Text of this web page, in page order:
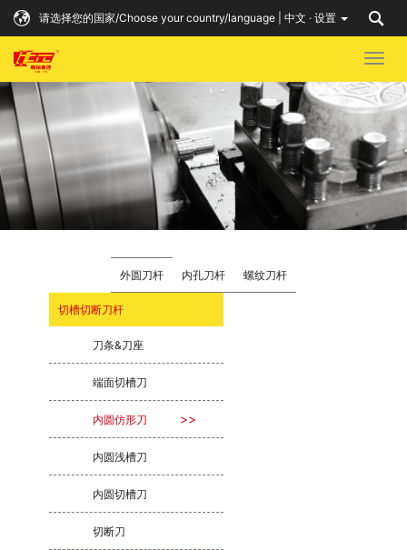
请选择您的国家/Choose your country/language | 中文 · 设置
外圆刀杆 内孔刀杆 螺纹刀杆
切槽切断刀杆
刀条&刀座
端面切槽刀
内圆仿形刀
内圆浅槽刀
内圆切槽刀
切断刀